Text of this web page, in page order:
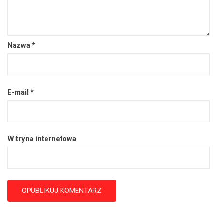
Nazwa *
E-mail *
Witryna internetowa